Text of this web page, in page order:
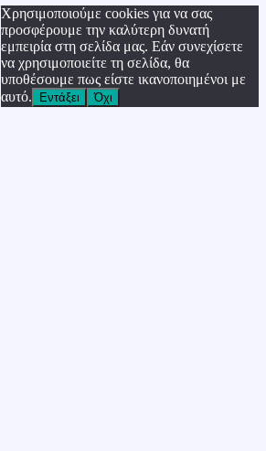
Χρησιμοποιούμε cookies για να σας
προσφέρουμε την καλύτερη δυνατή
εμπειρία στη σελίδα μας. Εάν συνεχίσετε
να χρησιμοποιείτε τη σελίδα, θα
υποθέσουμε πως είστε ικανοποιημένοι με
αυτό.
Εντάξει Όχι